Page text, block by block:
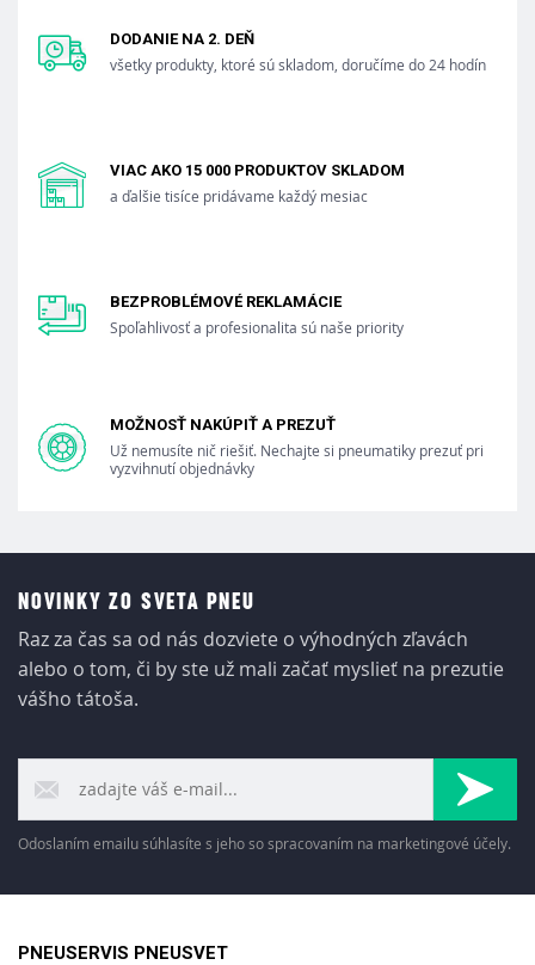
DODANIE NA 2. DEŇ
všetky produkty, ktoré sú skladom, doručíme do 24 hodín
VIAC AKO 15 000 PRODUKTOV SKLADOM
a ďalšie tisíce pridávame každý mesiac
BEZPROBLÉMOVÉ REKLAMÁCIE
Spoľahlivosť a profesionalita sú naše priority
MOŽNOSŤ NAKÚPIŤ A PREZUŤ
Už nemusíte nič riešiť. Nechajte si pneumatiky prezuť pri
vyzvihnutí objednávky
NOVINKY ZO SVETA PNEU
Raz za čas sa od nás dozviete o výhodných zľavách
alebo o tom, či by ste už mali začať myslieť na prezutie
vášho tátoša.
Odoslaním emailu súhlasíte s jeho so spracovaním na marketingové účely.
PNEUSERVIS PNEUSVET